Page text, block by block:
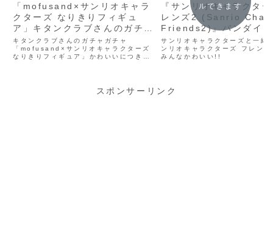
「mofusand×サンリオキャラ
クターズ なりきりフィギュ
ア」キタンクラブさんのガチャ
ガチャ (2023年11月発売)
キタンクラブさんのガチャガチャ
「mofusand×サンリオキャラクターズ
なりきりフィギュア」かわいいにつき
『サンリオキャラクタ
レンズ2 (Sanrio
Friends2)』バンダイ
玩 (2023年11月発売)
サンリオキャラクターズと一緒
ンリオキャラクターズ フレン
みんなかわいい!!
ルできます
スポンサーリンク